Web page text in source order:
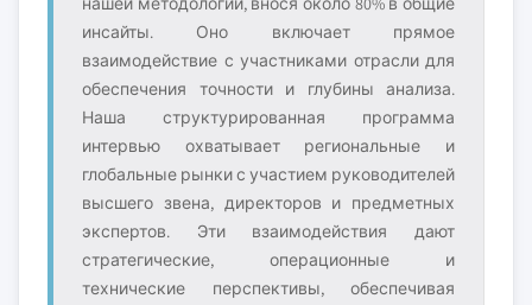
инсайты. Оно включает прямое
взаимодействие с участниками отрасли для
обеспечения точности и глубины анализа.
Наша структурированная программа
интервью охватывает региональные и
глобальные рынки с участием руководителей
высшего звена, директоров и предметных
экспертов. Эти взаимодействия дают
стратегические, операционные и
технические перспективы, обеспечивая